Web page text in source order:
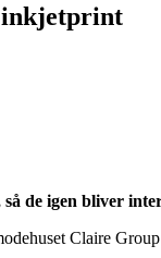
inkjetprint
de igen bliver
Claire